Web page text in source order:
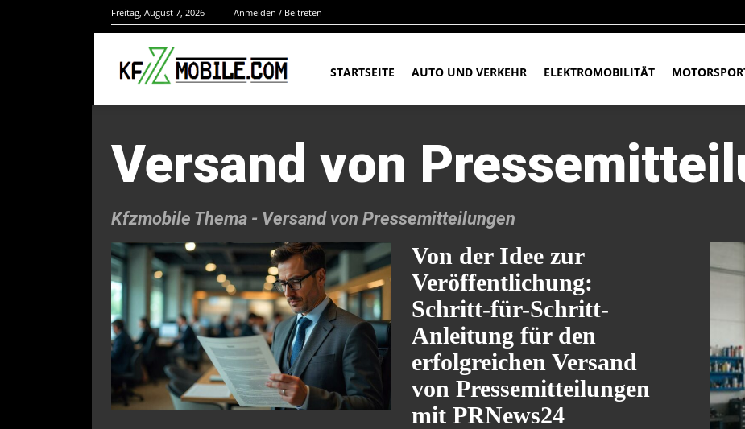
Freitag, August 7, 2026 Anmelden / Beitreten
STARTSEITE AUTO UND VERKEHR ELEKTROMOBILITÄT
Versand von
Kfzmobile Thema - Versand von Pressemitteilungen
Von der Idee zur
Veröffentlichung:
Schritt-für-Schritt-
Anleitung für den
erfolgreichen Versand
von Pressemitteilungen
mit PRNews24